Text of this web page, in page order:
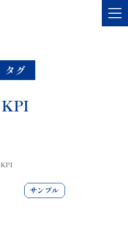
HRガバナンス・リーダーズ
タグ
KPI
KPI